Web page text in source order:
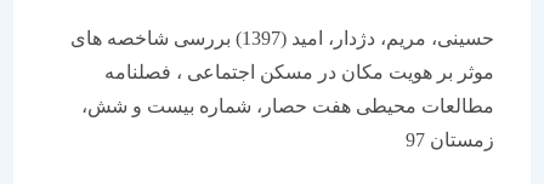
حسینی، مریم، دژدار، امید (1397) بررسی شاخصه های
موثر بر هویت مکان در مسکن اجتماعی ، فصلنامه
مطالعات محیطی هفت حصار، شماره بیست و شش،
زمستان 97